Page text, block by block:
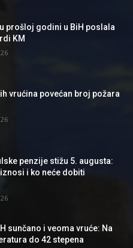
prošloj godini u BiH poslala
KM
vrućina povećan broj požara
penzije stižu 5. augusta:
i ko neće dobiti
sunčano i veoma vruće: Na
do 42 stepena